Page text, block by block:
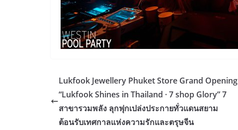
Lukfook Jewellery Phuket Store Grand Opening
“Lukfook Shines in Thailand · 7 shop Glory” 7
สาขารวมพลัง ลุกฟุกเปล่งประกายทั่วแดนสยาม
ต้อนรับเทศกาลแห่งความรักและตรุษจีน